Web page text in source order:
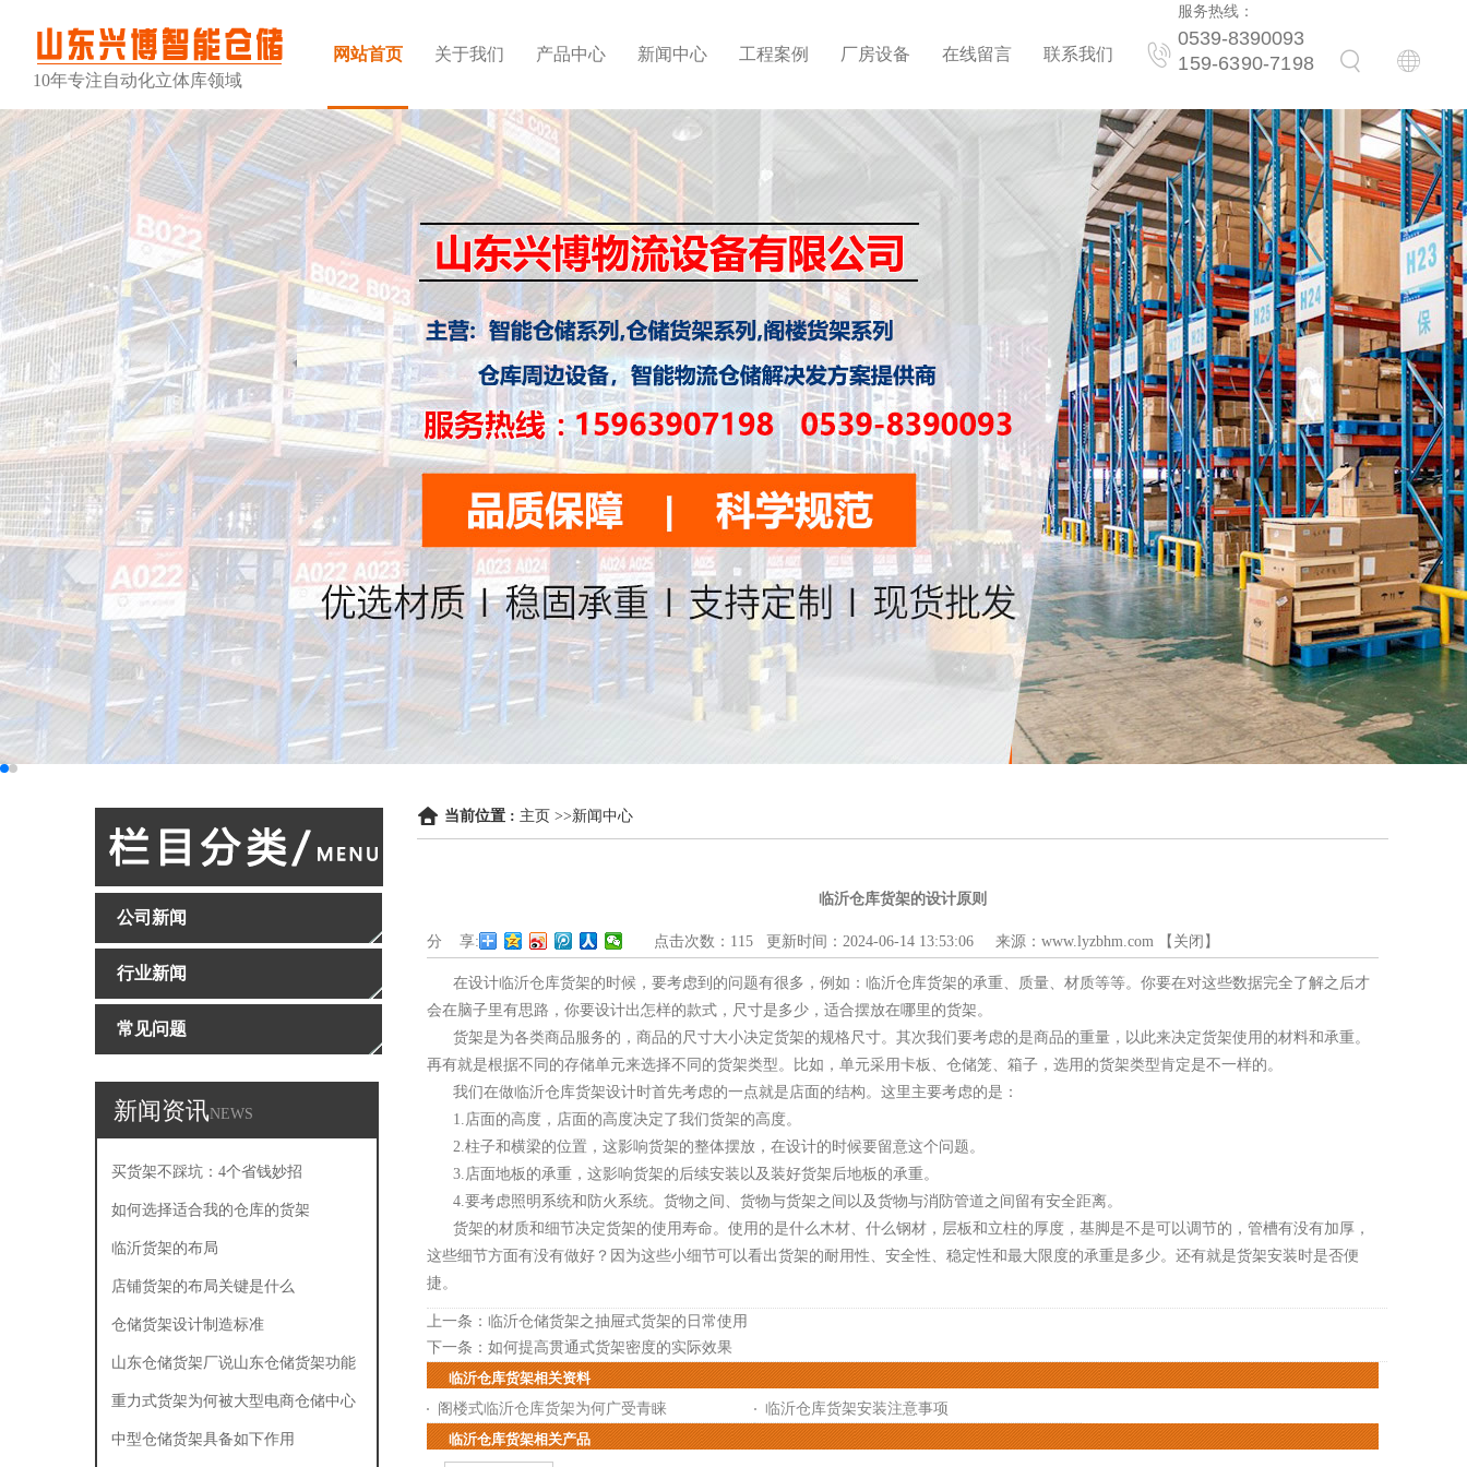
10年专注自动化立体库领域
网站首页 关于我们 产品中心 新闻中心 工程案例 厂房设备 在线留言 联系我们
服务热线：
0539-8390093
159-6390-7198
公司新闻
行业新闻
常见问题
新闻资讯NEWS
买货架不踩坑：4个省钱妙招
如何选择适合我的仓库的货架
临沂货架的布局
店铺货架的布局关键是什么
仓储货架设计制造标准
山东仓储货架厂说山东仓储货架功能
有哪些
重力式货架为何被大型电商仓储中心
使用
中型仓储货架具备如下作用
当前位置 : 主页 >>新闻中心
临沂仓库货架的设计原则
点击次数： 115更新时间：2024-06-14 13:53:06 来源： www.lyzbhm.com【 关闭 】
分 享:
在设计临沂仓库货架的时候，要考虑到的问题有很多，例如：临沂仓库货架的承重、质量、材质等等。你要在对这些数据完全了解之后才
会在脑子里有思路，你要设计出怎样的款式，尺寸是多少，适合摆放在哪里的货架。
货架是为各类商品服务的，商品的尺寸大小决定货架的规格尺寸。其次我们要考虑的是商品的重量，以此来决定货架使用的材料和承重。
再有就是根据不同的存储单元来选择不同的货架类型。比如，单元采用卡板、仓储笼、箱子，选用的货架类型肯定是不一样的。
我们在做临沂仓库货架设计时首先考虑的一点就是店面的结构。这里主要考虑的是：
1.店面的高度，店面的高度决定了我们货架的高度。
2.柱子和横梁的位置，这影响货架的整体摆放，在设计的时候要留意这个问题。
3.店面地板的承重，这影响货架的后续安装以及装好货架后地板的承重。
4.要考虑照明系统和防火系统。货物之间、货物与货架之间以及货物与消防管道之间留有安全距离。
货架的材质和细节决定货架的使用寿命。使用的是什么木材、什么钢材，层板和立柱的厚度，基脚是不是可以调节的，管槽有没有加厚，
这些细节方面有没有做好？因为这些小细节可以看出货架的耐用性、安全性、稳定性和最大限度的承重是多少。还有就是货架安装时是否便
捷。
上一条： 临沂仓储货架之抽屉式货架的日常使用
下一条： 如何提高贯通式货架密度的实际效果
临沂仓库货架相关资料
阁楼式临沂仓库货架为何广受青睐
临沂仓库货架安装注意事项
临沂仓库货架相关产品